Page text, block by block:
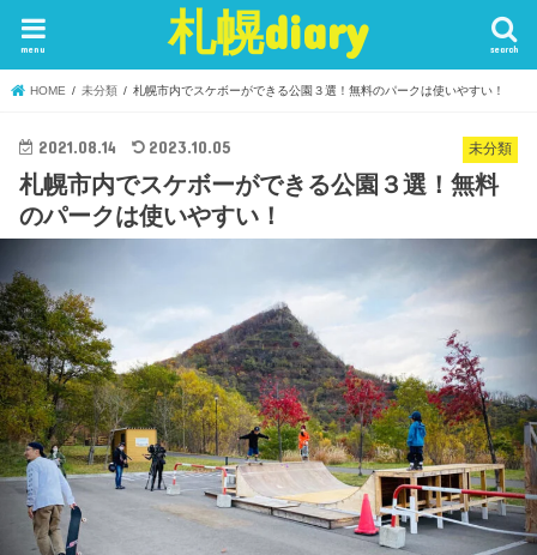
札幌diary search
menu
HOME 未分類 札幌市内でスケボーができる公園３選！無料のパークは使いやすい！
未分類
2021.08.14 2023.10.05
札幌市内でスケボーができる公園３選！無料
のパークは使いやすい！